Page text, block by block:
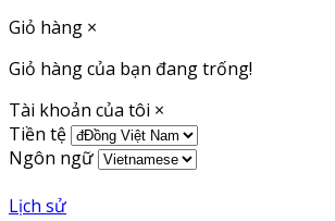
Giỏ hàng ×
Giỏ hàng của bạn đang trống!
Tài khoản của tôi ×
Tiền tệ
Ngôn ngữ
Lịch sử